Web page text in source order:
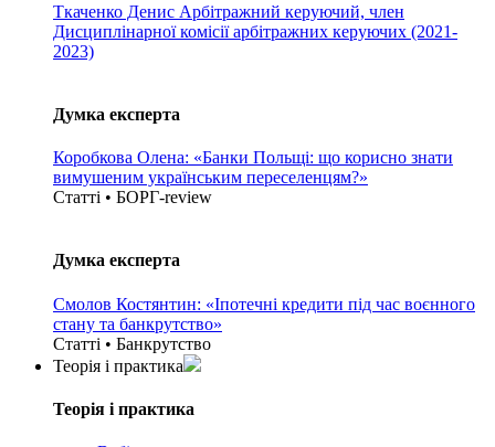
Ткаченко Денис Арбітражний керуючий, член
Дисциплінарної комісії арбітражних керуючих (2021-
2023)
Думка експерта
Коробкова Олена: «Банки Польщі: що корисно знати
вимушеним українським переселенцям?»
Статті • БОРГ-review
Думка експерта
Смолов Костянтин: «Іпотечні кредити під час воєнного
стану та банкрутство»
Статті • Банкрутство
Теорія i практика
Теорія i практика